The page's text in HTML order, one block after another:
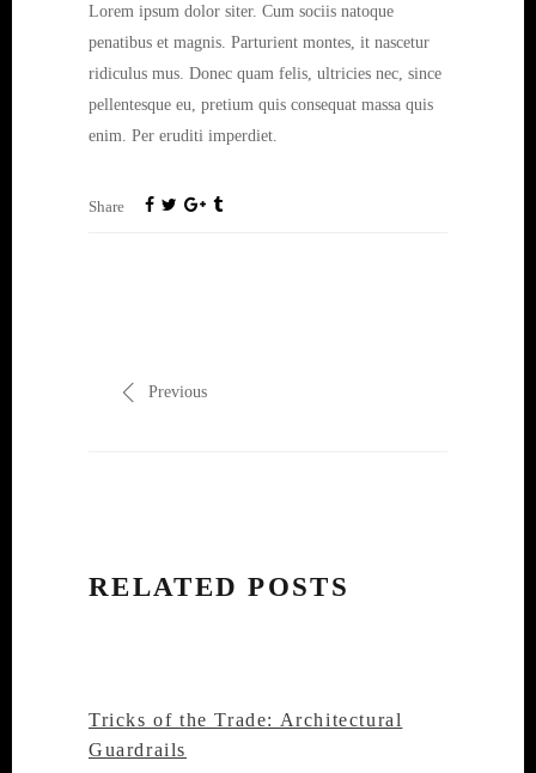
Lorem ipsum dolor siter. Cum sociis natoque
penatibus et magnis. Parturient montes, it nascetur
ridiculus mus. Donec quam felis, ultricies nec, since
pellentesque eu, pretium quis consequat massa quis
enim. Per eruditi imperdiet.
Share
Previous
RELATED POSTS
Tricks of the Trade: Architectural
Guardrails